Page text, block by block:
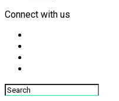
Connect with us